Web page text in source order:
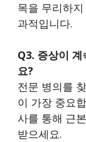
목을 무리하
과적입니다.
Q3. 증상이
요?
전문 병의를
이 가장 중요
사를 통해 근
받으세요.